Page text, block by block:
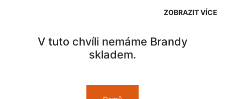
ZOBRAZIT VÍCE
V tuto chvíli nemáme Brandy
skladem.